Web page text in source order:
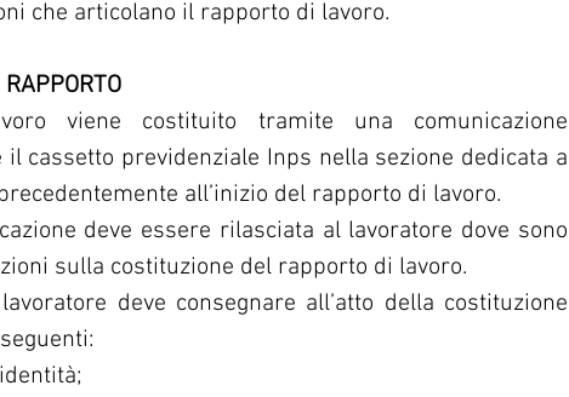
che articolano il rapporto di lavoro.
viene costituito tramite una comunicazione
cassetto previdenziale Inps nella sezione dedicata a
all’inizio del rapporto di lavoro.
deve essere rilasciata al lavoratore dove sono
sulla costituzione del rapporto di lavoro.
deve consegnare all’atto della costituzione